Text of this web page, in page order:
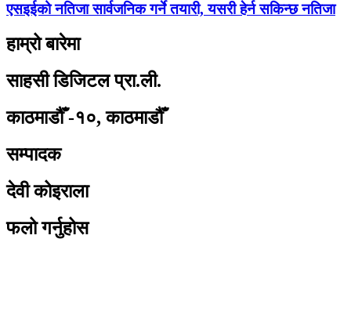
एसइईको नतिजा सार्वजनिक गर्ने तयारी, यसरी हेर्न सकिन्छ नतिजा
हाम्रो बारेमा
साहसी डिजिटल प्रा.ली.
काठमाडौँ -१०, काठमाडौँ
सम्पादक
देवी कोइराला
फलो गर्नुहोस